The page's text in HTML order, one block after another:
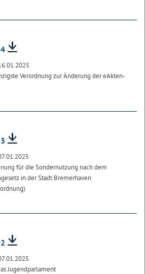
Verordnung zur Änderung der eAkten-
für die Sondernutzung nach dem
in der Stadt Bremerhaven
Jugendparlament